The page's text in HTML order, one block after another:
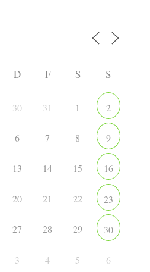
D F S S
30 31 1 2
6 7 8 9
13 14 15 16
20 21 22 23
27 28 29 30
3 4 5 6